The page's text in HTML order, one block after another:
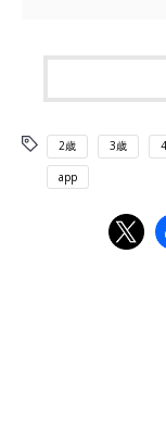
2歳 3歳
app